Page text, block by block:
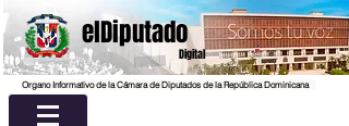
elDiputado
Digital
Organo Informativo de la Cámara de Diputados de la República Dominicana